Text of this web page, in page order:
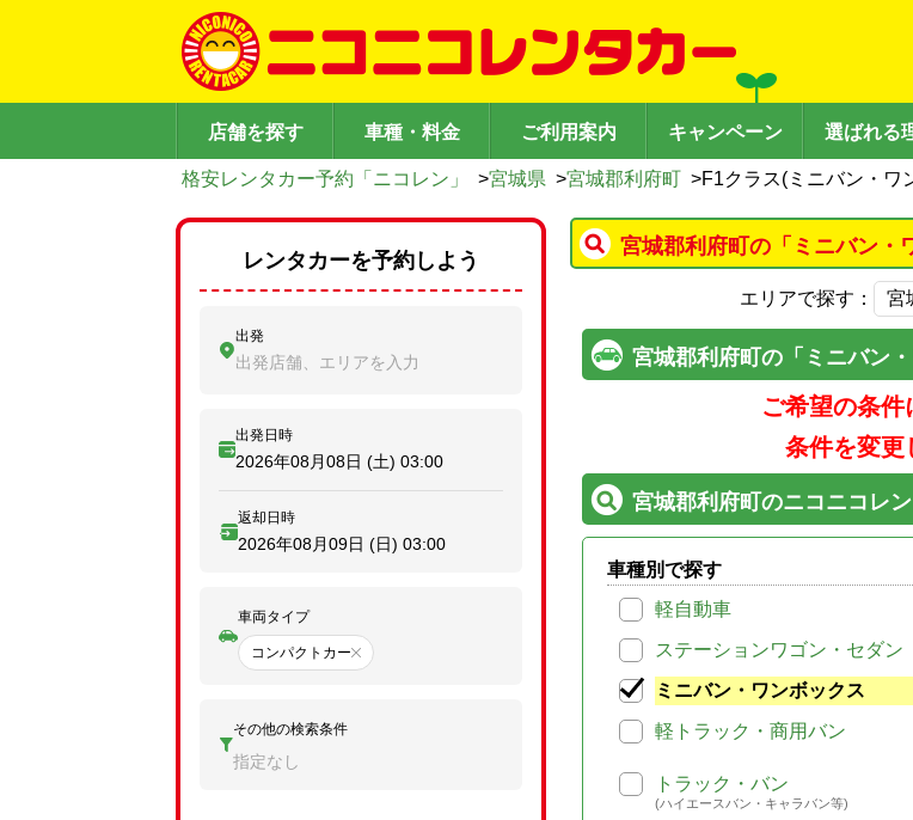
店舗を探す 車種・料金 ご利用案内 キャンペーン 選ばれる
格安レンタカー予約「ニコレン」 >宮城県 >宮城郡利府町 >F1クラス(ミニバン・ワ
宮城郡利府町の「ミニバン・
エリアで探す：
宮城郡利府町の「ミニバン
ご希望の条件
条件を変更
宮城郡利府町のニコニコレ
車種別で探す
軽自動車
ステーションワゴン・セダン
ミニバン・ワンボックス
軽トラック・商用バン
トラック・バン
(ハイエースバン・キャラバン等)
レンタカーを予約しよう
出発
出発店舗、エリアを入力
出発日時
2026年08月08日 (土) 03:00
返却日時
2026年08月09日 (日) 03:00
車両タイプ
コンパクトカー
その他の検索条件
指定なし